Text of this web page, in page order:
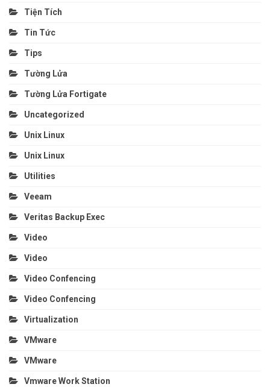
Tiện Tích
Tin Tức
Tips
Tường Lửa
Tường Lửa Fortigate
Uncategorized
Unix Linux
Unix Linux
Utilities
Veeam
Veritas Backup Exec
Video
Video
Video Confencing
Video Confencing
Virtualization
VMware
VMware
Vmware Work Station